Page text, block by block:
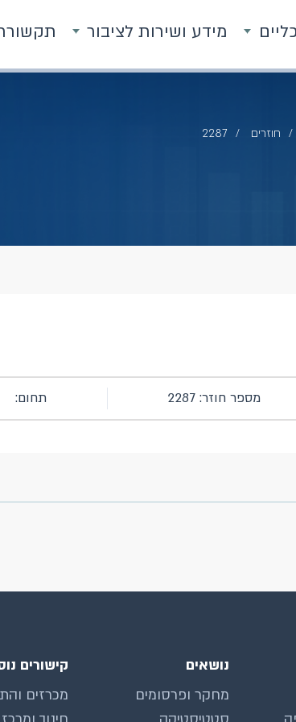
מידע ושירות לציבור
חוזרים 2287
מספר חוזר: 2287 תחום:
נושאים
מחקר ופרסומים
קישורים
מכרזים